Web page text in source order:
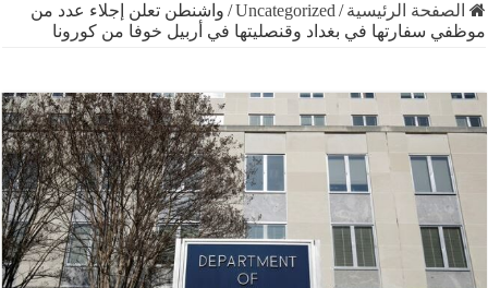
الرئيسية /
Uncategorized
/واشنطن تعلن إجلاء عدد من
سفارتها في بغداد وقنصليتها في أربيل خوفا من كورونا